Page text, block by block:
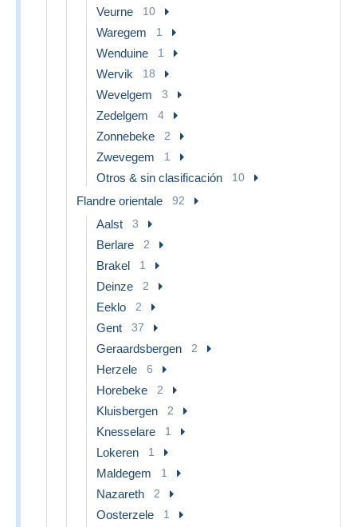
Veurne 10
Waregem 1
Wenduine 1
Wervik 18
Wevelgem 3
Zedelgem 4
Zonnebeke 2
Zwevegem 1
Otros & sin clasificación 10
Flandre orientale 92
Aalst 3
Berlare 2
Brakel 1
Deinze 2
Eeklo 2
Gent 37
Geraardsbergen 2
Herzele 6
Horebeke 2
Kluisbergen 2
Knesselare 1
Lokeren 1
Maldegem 1
Nazareth 2
Oosterzele 1